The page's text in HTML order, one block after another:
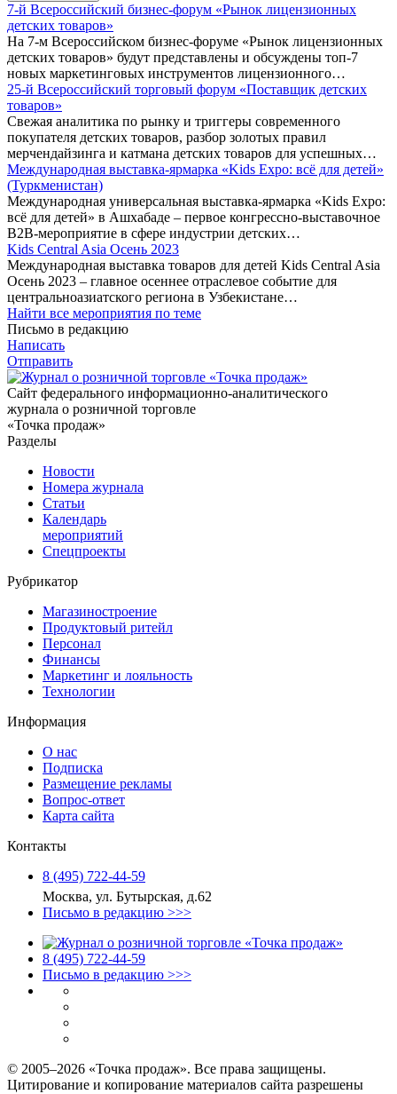
7-й Всероссийский бизнес-форум «Рынок лицензионных
детских товаров»
На 7-м Всероссийском бизнес-форуме «Рынок лицензионных
детских товаров» будут представлены и обсуждены топ-7
новых маркетинговых инструментов лицензионного…
25-й Всероссийский торговый форум «Поставщик детских
товаров»
Cвежая аналитика по рынку и триггеры современного
покупателя детских товаров, разбор золотых правил
мерчендайзинга и катмана детских товаров для успешных…
Международная выставка-ярмарка «Kids Expo: всё для детей»
(Туркменистан)
Международная универсальная выставка-ярмарка «Kids Expo:
всё для детей» в Ашхабаде – первое конгрессно-выставочное
В2В-мероприятие в сфере индустрии детских…
Kids Central Asia Осень 2023
Международная выставка товаров для детей Kids Central Asia
Осень 2023 – главное осеннее отраслевое событие для
центральноазиатского региона в Узбекистане…
Найти все мероприятия по теме
Письмо в редакцию
Написать
Отправить
Сайт федерального информационно-аналитического
журнала о розничной торговле
«Точка продаж»
Разделы
Новости
Номера журнала
Статьи
Календарь
мероприятий
Спецпроекты
Рубрикатор
Магазиностроение
Продуктовый ритейл
Персонал
Финансы
Маркетинг и лояльность
Технологии
Информация
О нас
Подписка
Размещение рекламы
Вопрос-ответ
Карта сайта
Контакты
8 (495) 722‑44‑59
Москва, ул. Бутырская, д.62
Письмо в редакцию >>>
8 (495) 722‑44‑59
Письмо в редакцию >>>
© 2005–2026 «Точка продаж». Все права защищены.
Цитирование и копирование материалов сайта разрешены